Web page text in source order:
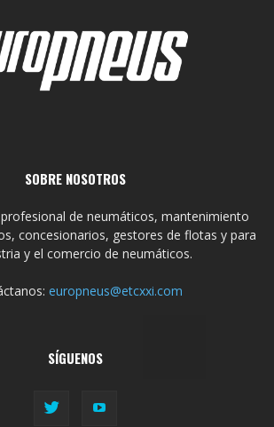
SOBRE NOSOTROS
de neumáticos, mantenimiento
concesionarios, gestores de flotas y para
y el comercio de neumáticos.
europneus@etcxxi.com
SÍGUENOS